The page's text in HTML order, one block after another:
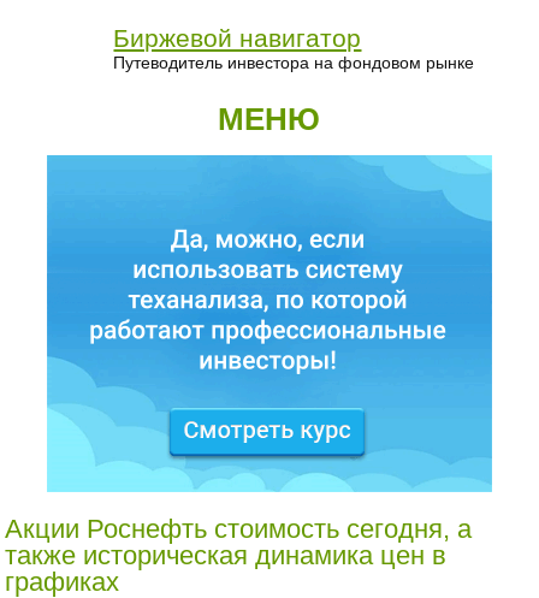
Биржевой навигатор
Путеводитель инвестора на фондовом рынке
МЕНЮ
Акции Роснефть стоимость сегодня, а
также историческая динамика цен в
графиках